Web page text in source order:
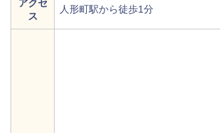
アクセ
ス
人形町駅から徒歩1分